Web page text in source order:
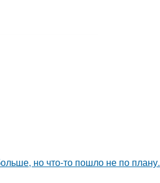
но что-то пошло не по плану.